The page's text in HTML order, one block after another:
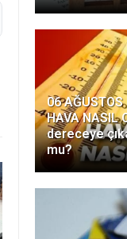
06 AĞUSTOS
HAVA NASIL
dereceye
mu?